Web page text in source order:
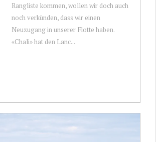
Rangliste kommen, wollen wir doch auch
noch verkünden, dass wir einen
Neuzugang in unserer Flotte haben.
«Chali» hat den Lanc...